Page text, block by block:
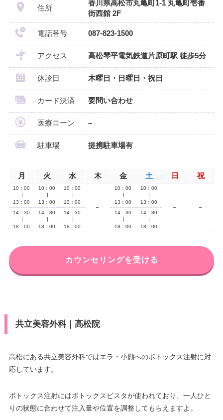
住所
香川県高松市丸亀町1-1 丸亀町壱番
街西館 2F
電話番号 087-823-1500
アクセス 高松琴平電気鉄道片原町駅 徒歩5分
休診日 木曜日・日曜日・祝日
カード決済 要問い合わせ
医療ローン –
駐車場 提携駐車場有
月 火 水 木 金 土 日 祝
10：00
13：00
10：00
13：00
10：00
13：00
–
10：00
13：00
10：00
13：00
–
–
14：30
18：00
14：30
18：00
14：30
18：00
14：30
18：00
14：30
18：00
カウンセリングを受ける
共立美容外科｜高松院
高松にある共立美容外科ではエラ・小顔へのボトックス注射に対
応しています。
ボトックス注射にはボトックスビスタが使われており、一人ひと
りの状態に合わせて注入量や位置を調整してもらえますよ。